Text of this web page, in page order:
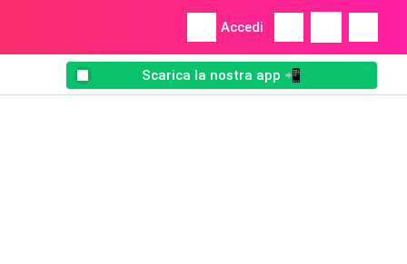
Accedi
Scarica la nostra app 📲